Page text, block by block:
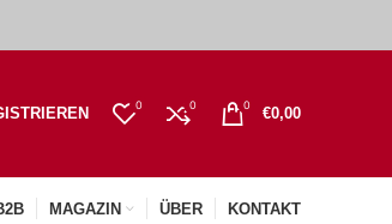
0 0 0 €0,00
MAGAZIN ÜBER KONTAKT